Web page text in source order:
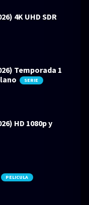
4K UHD SDR
Temporada 1
SERIE
HD 1080p y
PELICULA